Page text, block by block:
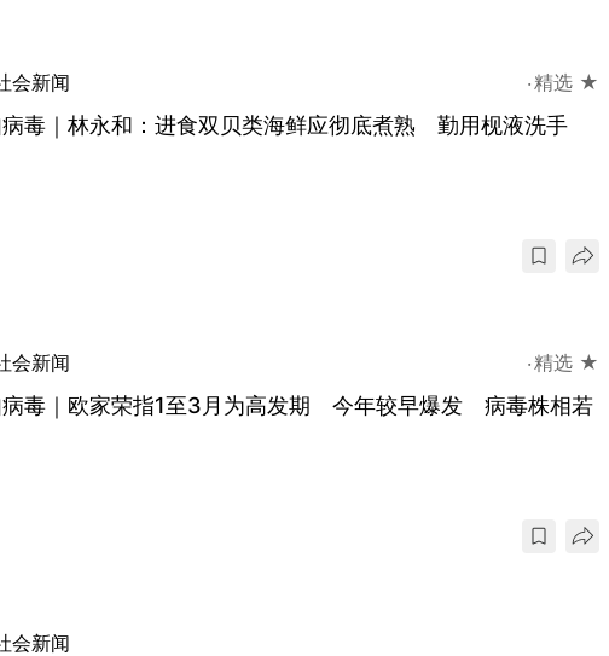
会新闻 精选 ★
毒｜林永和：进食双贝类海鲜应彻底煮熟 勤用枧液洗手
会新闻 精选 ★
毒｜欧家荣指1至3月为高发期 今年较早爆发 病毒株相若
会新闻